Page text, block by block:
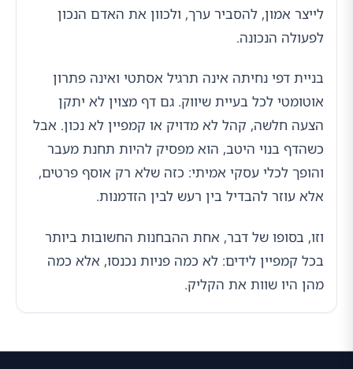
לייצר אמון, להסביר ערך, ולכוון את האדם הנכון
לפעולה הנכונה.
בניית דפי נחיתה אינה תרגיל אסתטי ואינה פתרון
אוטומטי לכל בעיית שיווק. גם דף מצוין לא יתקן
הצעה חלשה, קהל לא מדויק או קמפיין לא נכון. אבל
כשהדף בנוי היטב, הוא מפסיק להיות תחנת מעבר
והופך לכלי עסקי אמיתי: כזה שלא רק אוסף פרטים,
אלא עוזר להבדיל בין רעש לבין הזדמנות.
וזו, בסופו של דבר, אחת ההבחנות החשובות ביותר
בכל קמפיין לידים: לא כמה פניות נכנסו, אלא כמה
מהן היו שוות את הקליק.